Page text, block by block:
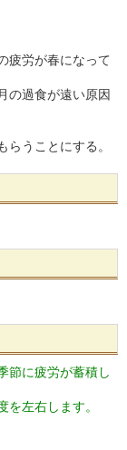
疲労が春になって
の過食が遠い原因
うことにする。
節に疲労が蓄積し
左右します。